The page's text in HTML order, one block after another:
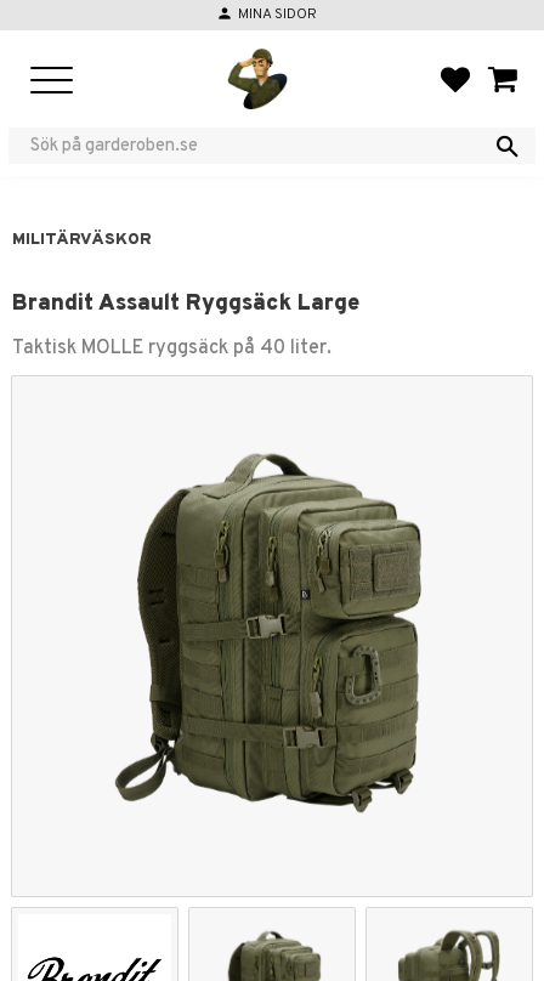
person MINA SIDOR
MILITÄRVÄSKOR
Brandit Assault Ryggsäck Large
Taktisk MOLLE ryggsäck på 40 liter.